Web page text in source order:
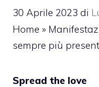
30 Aprile 2023 di
Home »
sempre più
Spread the love